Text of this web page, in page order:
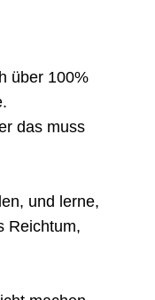
über 100%
das muss
und lerne,
Reichtum,